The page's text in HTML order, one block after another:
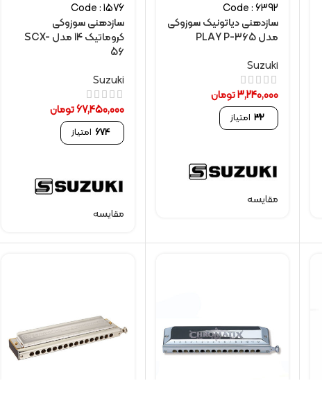
Code : 6392
سازدهنی دیاتونیک سوزوکی
مدل PLAY P-365
Suzuki
3,240,000تومان
32 امتیاز
مقایسه
Code : 1576
سازدهنی سوزوکی
کروماتیک 14 مدل SCX-
56
Suzuki
67,450,000تومان
674 امتیاز
مقایسه